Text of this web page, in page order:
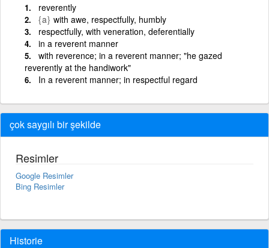
reverently
{a} with awe, respectfully, humbly
respectfully, with veneration, deferentially
in a reverent manner
with reverence; in a reverent manner; "he gazed
reverently at the handiwork"
In a reverent manner; in respectful regard
çok saygılı bir şekilde
Resimler
Google Resimler
Bing Resimler
Historie